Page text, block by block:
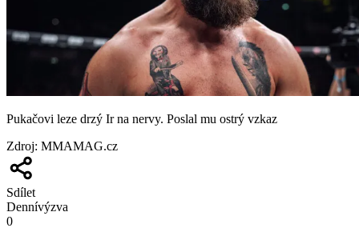
Pukačovi leze drzý Ir na nervy. Poslal mu ostrý vzkaz
Zdroj: MMAMAG.cz
Sdílet
Dennívýzva
0